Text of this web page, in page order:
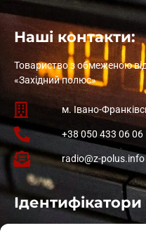
Наші контакти:
Товариство з обмеженою
«Західний полюс»
м. Івано-
+38 050 433 06 06
radio@z-polus.info
Ідентифікатори